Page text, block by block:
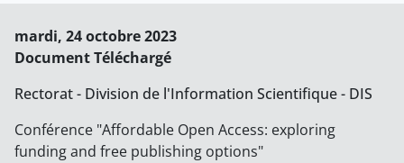
mardi, 24 octobre 2023
Document Téléchargé
Rectorat - Division de l'Information Scientifique - DIS
Conférence "Affordable Open Access: exploring
funding and free publishing options"